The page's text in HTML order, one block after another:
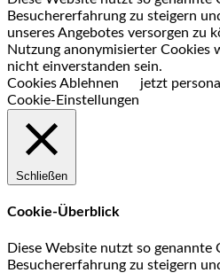
Besuchererfahrung zu steigern
unseres Angebotes versorgen zu
Nutzung anonymisierter Cookies
nicht einverstanden sein.
Cookies Ablehnen
jetzt
Cookie-Einstellungen
Schließen
Cookie-Überblick
Diese Website nutzt so genannte
Besuchererfahrung zu steigern